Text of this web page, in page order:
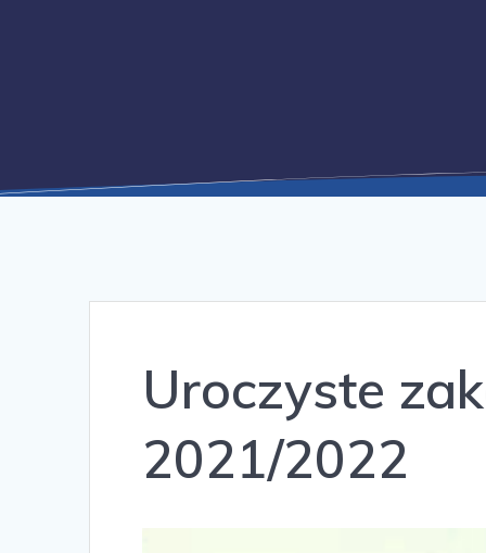
Uroczyste
2021/2022